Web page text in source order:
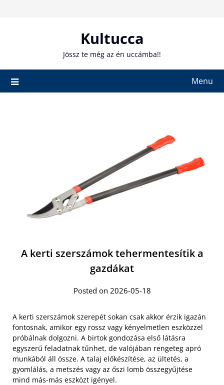
Kultucca
Jössz te még az én uccámba!!
Menu
A kerti szerszámok tehermentesítik a
gazdákat
Posted on 2026-05-18
A kerti szerszámok szerepét sokan csak akkor érzik igazán
fontosnak, amikor egy rossz vagy kényelmetlen eszközzel
próbálnak dolgozni. A birtok gondozása első látásra
egyszerű feladatnak tűnhet, de valójában rengeteg apró
munkából áll össze. A talaj előkészítése, az ültetés, a
gyomlálás, a metszés vagy az őszi lomb összegyűjtése
mind más-más eszközt igényel.